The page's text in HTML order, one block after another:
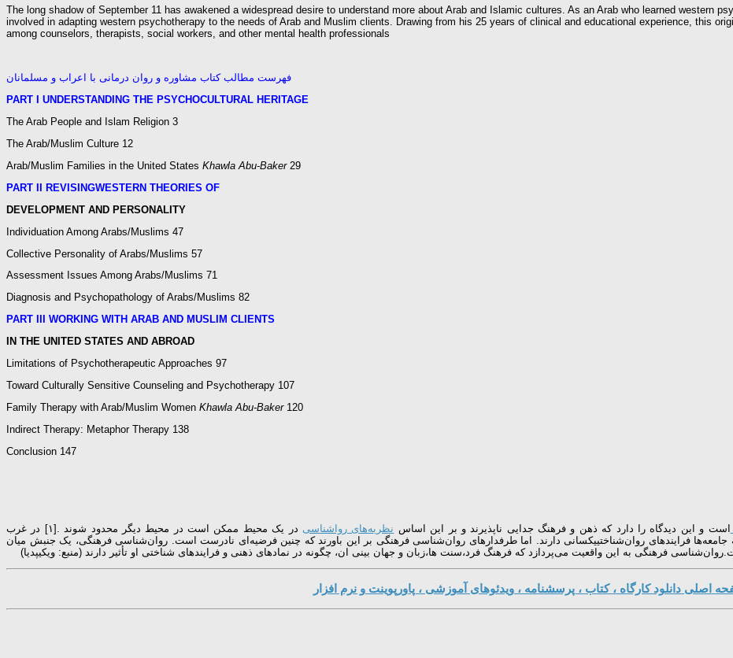
The long shadow of September 11 has awakened a widespread desire to understand more about Arab and Islamic cultures. As an Arab who learned western
involved in adapting western psychotherapy to the needs of Arab and Muslim clients. Drawing from his 25 years of clinical and educational experience, this
among counselors, therapists, social workers, and other mental health professionals
فهرست مطالب کتاب مشاوره و روان درمانی با اعراب و مسلمانان
PART I UNDERSTANDING THE PSYCHOCULTURAL H ERITAGE
The Arab People and Islam Religion 3
The Arab/Muslim Culture 12
Arab/Muslim Families in the United States Khawla Abu-Baker 29
PART II REVISINGWESTERN THEORIES OF
DEVELOPMENT AND PERSONALITY
Individuation Among Arabs/Muslims 47
Collective Personality of Arabs/Muslims 57
Assessment Issues Among Arabs/Muslims 71
Diagnosis and Psychopathology of Arabs/Muslims 82
PART III WORKING WITH ARAB AND MUSLIM CLIENTS
IN THE UNITED STATES AND ABROAD
Limitations of Psychotherapeutic Approaches 97
Toward Culturally Sensitive Counseling and Psychotherapy 107
Khawla Abu-Baker 120
Indirect Therapy: Metaphor Therapy 138
Conclusion 147
است و این دیدگاه را دارد که ذهن و فرهنگ جدایی ناپذیرند و بر این اساس نظریه‌های رواشناسی
در یک محیط ممکن است در محیط دیگر محدود شوند .[۱] در غرب
فرایندهای روان‌شناختییکسانی دارند. اما طرفدارهای روان‌شناسی فرهنگی بر این باورند که چنین فرضیه‌ای نادرست است. روان‌شناسی فرهنگی، یک جنبش میان
فرهنگی به این واقعیت می‌پردازد که فرهنگ فرد،سنت ها،زبان و جهان بینی ان، چگونه در نمادهای ذهنی و فرایندهای شناختی او تأثیر دارند (منبع: ویکیپدیا)
اصلی دانلود کارگاه ، کتاب ، پرسشنامه ، ویدئوهای آموزشی ، پاورپوینت و نرم افزار